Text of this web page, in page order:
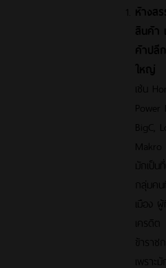
ห้างส
สินค้า
ค้าปลี
ใหญ่
เช่น
Power
BigC,
Makro
มักเป็น
กลุ่มค
เมือง
เครดิต
ข้าราช
เพรา